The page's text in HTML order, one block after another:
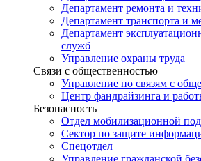
Департамент ремонта и
Департамент транспорта и
Департамент
служб
Управление охраны труда
Связи с общественностью
Управление по связям с
Центр фандрайзинга и
Безопасность
Отдел мобилизационной
Сектор по защите
Спецотдел
Управление гражданской